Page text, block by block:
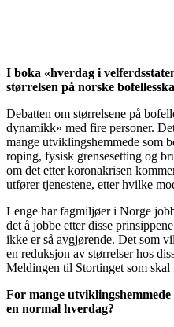
I boka «hverdag i
størrelsen på norske
Debatten om størrelsene på
dynamikk» med fire personer.
mange utviklingshemmede som
roping, fysisk grensesetting og
om det etter koronakrisen
utfører tjenestene, etter hvilke
Lenge har fagmiljøer i Norge
det å jobbe etter disse
ikke er så avgjørende. Det som
en reduksjon av størrelser hos
Meldingen til Stortinget som
For mange
en normal hverdag?